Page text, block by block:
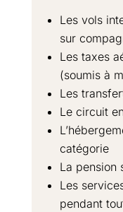
Les vols
sur
Les taxes
(soumis à
Les
Le circuit
catégorie
La pension
Les
pendant